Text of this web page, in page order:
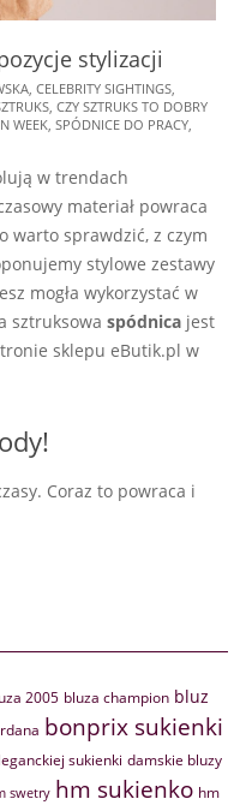
stylizacji
CELEBRITY SIGHTINGS
CZY SZTRUKS TO DOBRY
WEEK SPÓDNICE DO PRACY
w trendach
materiał powraca
warto sprawdzić, z czym
stylowe zestawy
mogła wykorzystać w
sztruksowa spódnica jest
sklepu eButik.pl w
Coraz to powraca i
2005 bluza champion bluz
bonprix sukienki
sukienki damskie bluzy
swetry hm sukienko hm